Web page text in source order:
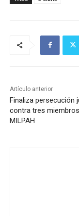
Artículo anterior
Finaliza persecución
contra tres
MILPAH